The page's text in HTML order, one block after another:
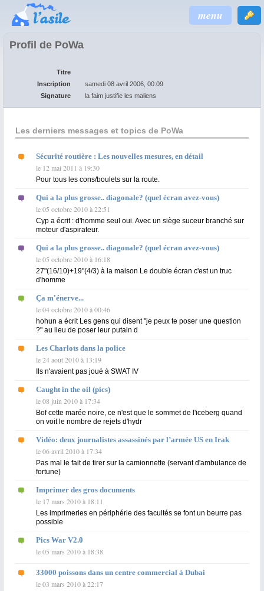
menu
Profil de PoWa
Titre
Inscription
samedi 08 avril 2006, 00:09
Signature
la faim justifie les maliens
Les derniers messages et topics de PoWa
Sécurité routière : Les nouvelles mesures, en détail
le 12 mai 2011 à 19:30
Pour tous les cons/boulets sur la route.
Qui a la plus grosse.. diagonale? (quel écran avez-vous)
le 05 octobre 2010 à 22:51
Cyp a écrit : d'homme seul oui. Avec un siège suceur branché sur
moteur d'aspirateur.
Qui a la plus grosse.. diagonale? (quel écran avez-vous)
le 05 octobre 2010 à 16:18
27"(16/10)+19"(4/3) à la maison Le double écran c'est un truc
d'homme
Ça m'énerve...
le 04 octobre 2010 à 00:46
hohun a écrit Les gens qui disent "je peux te poser une question
?" au lieu de poser leur putain d
Les Charlots dans la police
le 24 août 2010 à 13:19
Ils n'avaient pas joué à SWAT IV
Caught in the oil (pics)
le 08 juin 2010 à 17:34
Bof cette marée noire, ce n'est que le sommet de l'iceberg quand
on voit le nombre de rejets d'hydr
Vidéo: deux journalistes assassinés par l’armée US en Irak
le 06 avril 2010 à 17:34
Pas mal le fait de tirer sur la camionnette (servant d'ambulance de
fortune)
Imprimer des gros documents
le 17 mars 2010 à 18:11
Les imprimeries en périphérie des facultés se font un beurre pas
possible
Pics War V2.0
le 05 mars 2010 à 18:38
33000 poissons dans un centre commercial à Dubai
le 03 mars 2010 à 22:17